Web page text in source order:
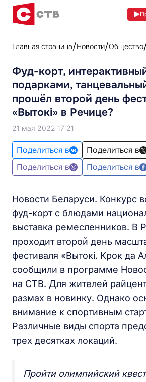
Главная страница Новости Общество
Фуд-корт,
подарками,
прошёл второй день
«Вытокі» в Речице?
21 мая 2022 17:21
Поделиться в
Поделиться в
Поделиться в
Поделиться в
Новости Беларуси. Конкурс
фуд-корт с блюдами
выставка ремесленников. В
проходит второй день
фестиваля «Вытокі. Крок да
сообщили в программе
на СТВ. Для жителей
размах в новинку. Однако
внимание к спортивным
Различные виды спорта
трех десятках локаций.
Пройти олимпийский